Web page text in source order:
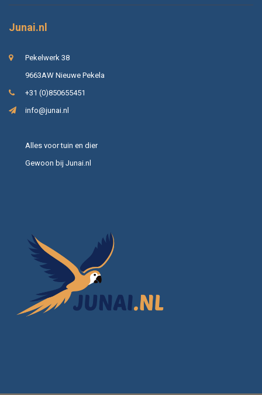
Junai.nl
Pekelwerk 38
9663AW Nieuwe Pekela
+31 (0)850655451
info@junai.nl
Alles voor tuin en dier
Gewoon bij Junai.nl